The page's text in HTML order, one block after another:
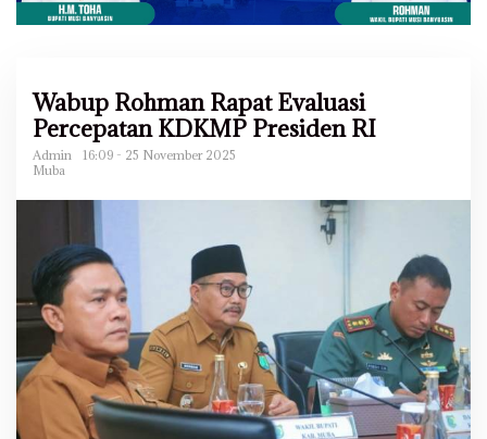
Wabup Rohman Rapat Evaluasi
Percepatan KDKMP Presiden RI
Admin
16:09 - 25 November 2025
Muba